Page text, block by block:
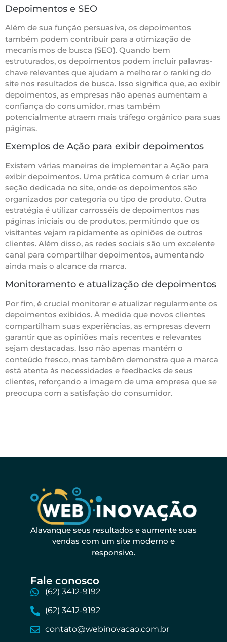
Depoimentos e SEO
Além de sua função persuasiva, os depoimentos
também podem contribuir para a otimização de
mecanismos de busca (SEO). Quando bem
estruturados, os depoimentos podem incluir palavras-
chave relevantes que ajudam a melhorar o ranking do
site nos resultados de busca. Isso significa que, ao exibir
depoimentos, as empresas não apenas aumentam a
confiança do consumidor, mas também
potencialmente atraem mais tráfego orgânico para suas
páginas.
Exemplos de Ação para exibir depoimentos
Existem várias maneiras de implementar a Ação para
exibir depoimentos. Uma prática comum é criar uma
seção dedicada no site, onde os depoimentos são
organizados por categoria ou tipo de produto. Outra
estratégia é utilizar carrosséis de depoimentos nas
páginas iniciais ou de produtos, permitindo que os
visitantes vejam rapidamente as opiniões de outros
clientes. Além disso, as redes sociais são um excelente
canal para compartilhar depoimentos, aumentando
ainda mais o alcance da marca.
Monitoramento e atualização de depoimentos
Por fim, é crucial monitorar e atualizar regularmente os
depoimentos exibidos. À medida que novos clientes
compartilham suas experiências, as empresas devem
garantir que as opiniões mais recentes e relevantes
sejam destacadas. Isso não apenas mantém o
conteúdo fresco, mas também demonstra que a marca
está atenta às necessidades e feedbacks de seus
clientes, reforçando a imagem de uma empresa que se
preocupa com a satisfação do consumidor.
Alavanque seus resultados e aumente suas
vendas com um site moderno e
responsivo.
Fale conosco​
(62) 3412-9192
(62) 3412-9192
contato@webinovacao.com.br